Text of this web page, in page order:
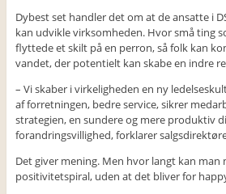
Dybest set handler det om at de ansatte i
kan udvikle virksomheden. Hvor små ting
flyttede et skilt på en perron, så folk kan
vandet, der potentielt kan skabe en indre
– Vi skaber i virkeligheden en ny
af forretningen, bedre service, sikrer
strategien, en sundere og mere produktiv
forandringsvillighed, forklarer
Det giver mening. Men hvor langt kan
positivitetspiral, uden at det bliver for